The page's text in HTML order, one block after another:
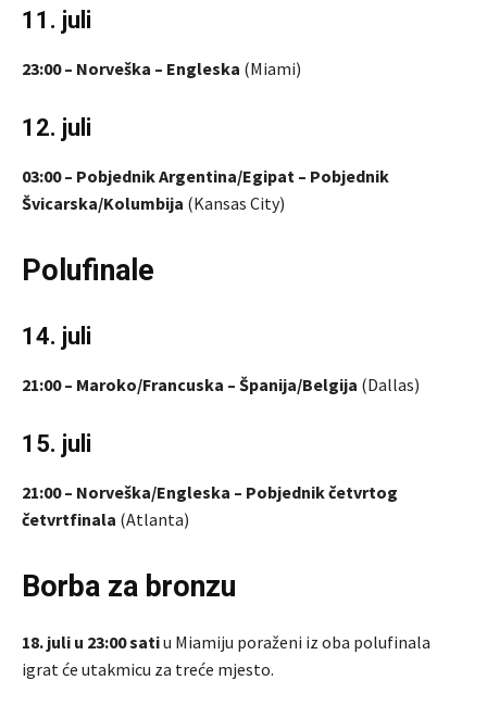
11. juli
23:00 – Norveška – Engleska (Miami)
12. juli
03:00 – Pobjednik Argentina/Egipat – Pobjednik
Švicarska/Kolumbija (Kansas City)
Polufinale
14. juli
21:00 – Maroko/Francuska – Španija/Belgija (Dallas)
15. juli
21:00 – Norveška/Engleska – Pobjednik četvrtog
četvrtfinala (Atlanta)
Borba za bronzu
18. juli u 23:00 satiu Miamiju poraženi iz oba polufinala
igrat će utakmicu za treće mjesto.